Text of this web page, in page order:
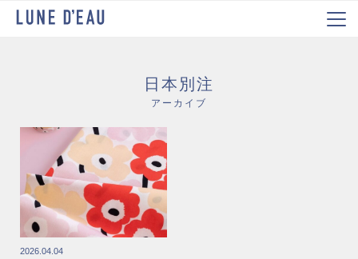
日本別注
アーカイブ
2026.04.04